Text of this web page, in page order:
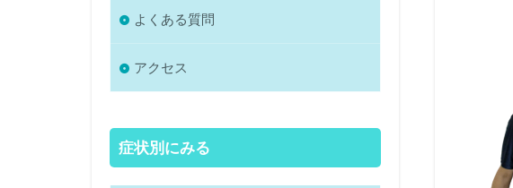
よくある質問
アクセス
症状別にみる